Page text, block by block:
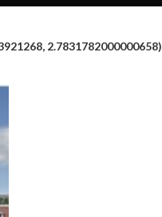
2.7831782000000658)